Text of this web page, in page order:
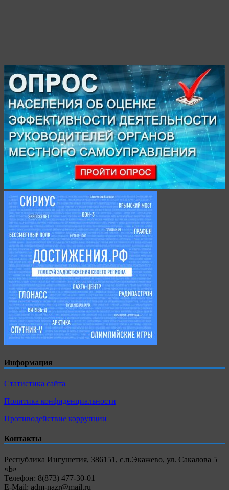
Информация
Статистика сайта
Политика конфиденциальности
Противодействие коррупции
Контакты
Республика Ингушетия, 386151, с.п.Экажево, ул. Сакалова 5
«Б»
Телефон: 8(873) 477-30-01
E-Mail: adm-nazr@mail.ru